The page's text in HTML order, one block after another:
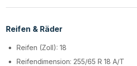
Reifen & Räder
Reifen (Zoll): 18
Reifendimension: 255/65 R 18 A/T